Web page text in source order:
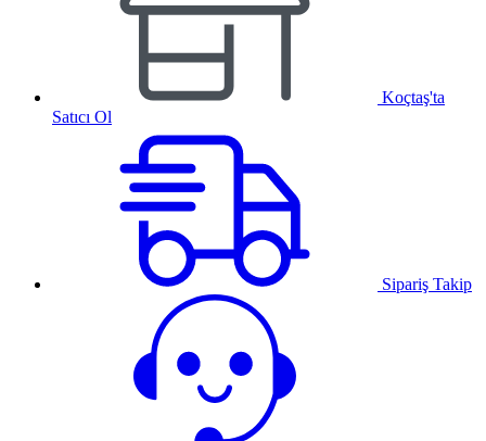
Koçtaş'ta
Satıcı Ol
Sipariş Takip